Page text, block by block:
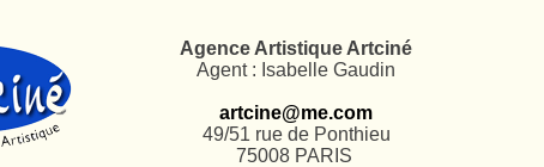
Agence Artistique Artciné
Agent : Isabelle Gaudin
artcine@me.com
49/51 rue de Ponthieu
75008 PARIS